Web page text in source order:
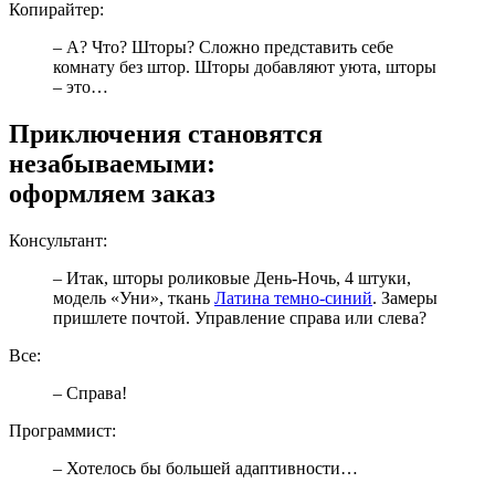
Копирайтер:
– А? Что? Шторы? Сложно представить себе
комнату без штор. Шторы добавляют уюта, шторы
– это…
Приключения становятся
незабываемыми:
оформляем заказ
Консультант:
– Итак, шторы роликовые День-Ночь, 4 штуки,
модель «Уни», ткань Латина темно-синий. Замеры
пришлете почтой. Управление справа или слева?
Все:
– Справа!
Программист:
– Хотелось бы большей адаптивности…